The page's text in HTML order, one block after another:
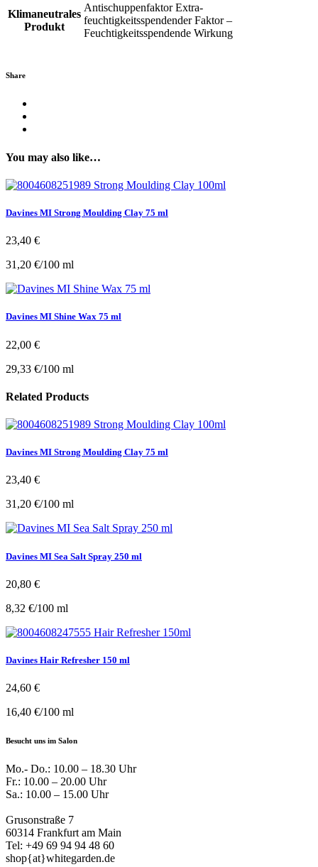
Klimaneutrales
Produkt
Antischuppenfaktor Extra-
feuchtigkeitsspendender Faktor –
Feuchtigkeitsspendende Wirkung
Share
You may also like…
Davines MI Strong Moulding Clay 75 ml
23,40 €
31,20 €/100 ml
Davines MI Shine Wax 75 ml
22,00 €
29,33 €/100 ml
Related Products
Davines MI Strong Moulding Clay 75 ml
23,40 €
31,20 €/100 ml
Davines MI Sea Salt Spray 250 ml
20,80 €
8,32 €/100 ml
Davines Hair Refresher 150 ml
24,60 €
16,40 €/100 ml
Besucht uns im Salon
Mo.- Do.: 10.00 – 18.30 Uhr
Fr.: 10.00 – 20.00 Uhr
Sa.: 10.00 – 15.00 Uhr
Grusonstraße 7
60314 Frankfurt am Main
Tel: +49 69 94 94 48 60
shop{at}whitegarden.de